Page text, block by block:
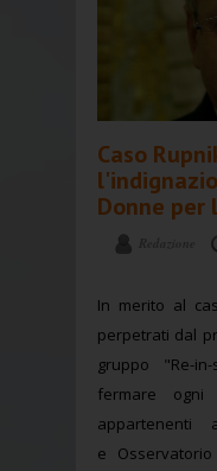
Caso
Donne per
In merito al
perpetrati dal
gruppo "Re-
fermare
e